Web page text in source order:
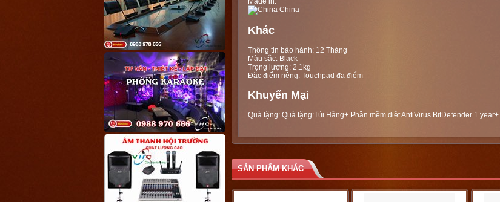
China
Khác
Thông tin bảo hành: 12 Tháng
Màu sắc: Black
Trọng lượng: 2.1kg
Đặc điểm riêng: Touchpad đa điểm
Khuyến Mại
Quà tặng: Quà tặng:Túi Hãng+ Phần mềm diệt AntiVirus BitDefender 1
SẢN PHẨM KHÁC